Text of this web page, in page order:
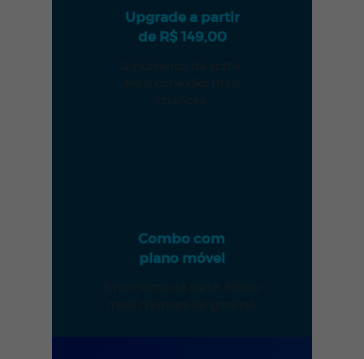
Upgrade a partir
de R$ 149,00
2 números da sorte.
Mais conexão, mais
chances.
Combo com
plano móvel
5 números da sorte. Muito
mais chances de ganhar.